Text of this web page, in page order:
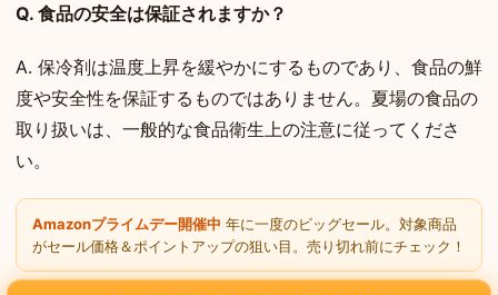
Q. 食品の安全は保証されますか？
A. 保冷剤は温度上昇を緩やかにするものであり、食品の鮮
度や安全性を保証するものではありません。夏場の食品の
取り扱いは、一般的な食品衛生上の注意に従ってくださ
い。
Amazonプライムデー開催中 年に一度のビッグセール。対象商品
がセール価格＆ポイントアップの狙い目。売り切れ前にチェック！